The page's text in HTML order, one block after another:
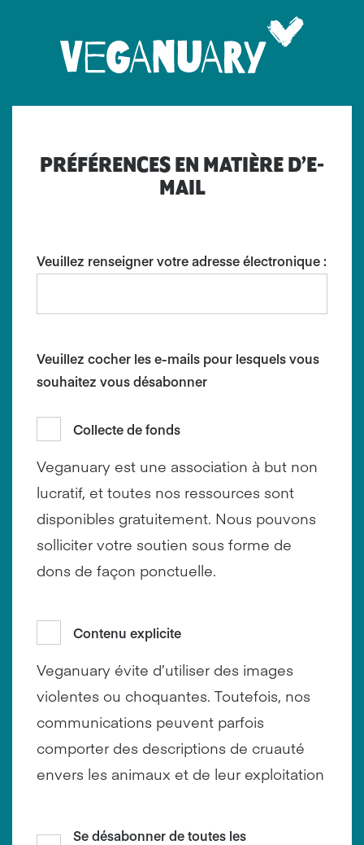
PRÉFÉRENCES EN MATIÈRE D’E-
MAIL
Veuillez renseigner votre adresse électronique :
Veuillez cocher les e-mails pour lesquels vous
souhaitez vous désabonner
Collecte de fonds
Veganuary est une association à but non
lucratif, et toutes nos ressources sont
disponibles gratuitement. Nous pouvons
solliciter votre soutien sous forme de
dons de façon ponctuelle.
Contenu explicite
Veganuary évite d’utiliser des images
violentes ou choquantes. Toutefois, nos
communications peuvent parfois
comporter des descriptions de cruauté
envers les animaux et de leur exploitation
Se désabonner de toutes les